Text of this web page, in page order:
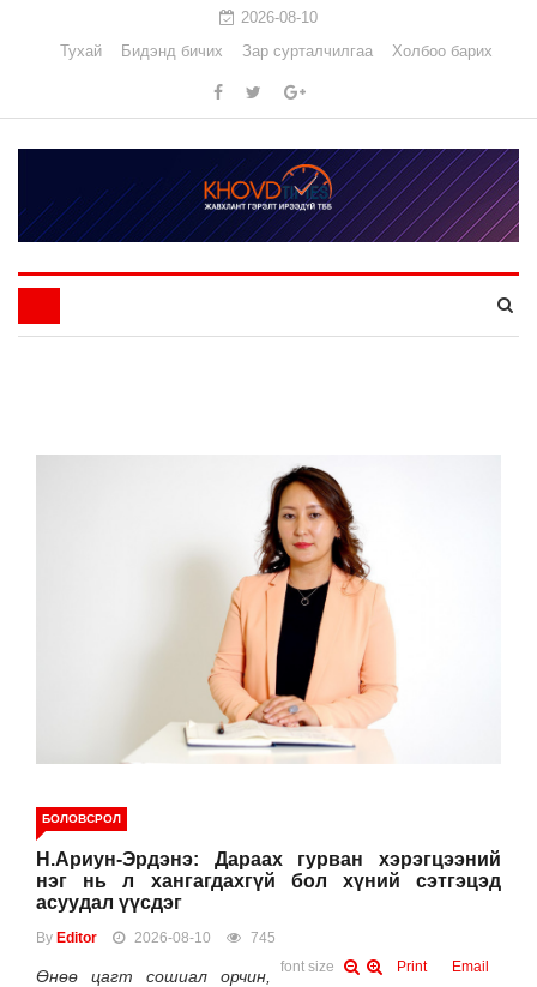
2026-08-10
Тухай
Бидэнд бичих Зар сурталчилгаа Холбоо барих
БОЛОВСРОЛ
Н.Ариун-Эрдэнэ: Дараах гурван хэрэгцээний
нэг нь л хангагдахгүй бол хүний сэтгэцэд
асуудал үүсдэг
By Editor 2026-08-10
745
font size
Print Email
Өнөө цагт сошиал орчин,